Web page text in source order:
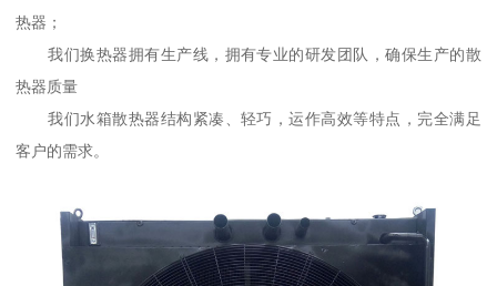
热器；
我们换热器拥有生产线，拥有专业的研发团队，确保生产的散
热器质量
我们水箱散热器结构紧凑、轻巧，运作高效等特点，完全满足
客户的需求。